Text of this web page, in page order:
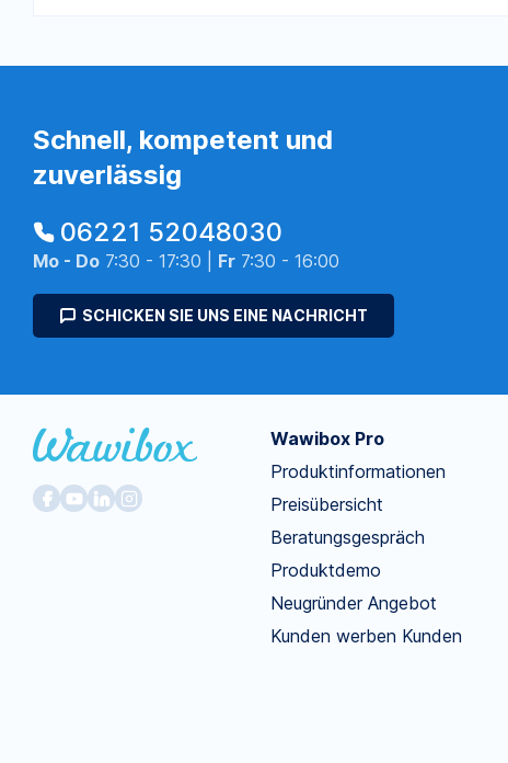
Schnell, kompetent und
zuverlässig
06221 52048030
Mo - Do 7:30 - 17:30 | Fr 7:30 - 16:00
SCHICKEN SIE UNS EINE NACHRICHT
Wawibox Pro
Produktinformationen
Preisübersicht
Beratungsgespräch
Produktdemo
Neugründer Angebot
Kunden werben Kunden